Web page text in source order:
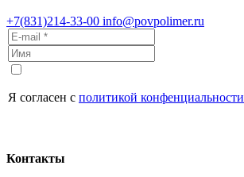
+7(831)214-33-00 info@povpolimer.ru
Я согласен с политикой конфенциальности
Контакты